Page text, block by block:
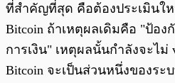
ที่สำคัญที่สุด คือต้องประเมินให
Bitcoin ถ้าเหตุผลเดิมคือ "ป้อง
การเงิน" เหตุผลนั้นกำลังจะไม่
Bitcoin จะเป็นส่วนหนึ่งของระ